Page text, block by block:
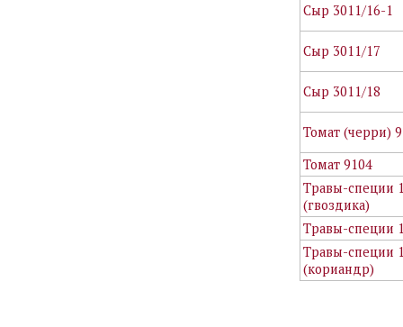
Сыр 3011/16-1
Сыр 3011/17
Сыр 3011/18
Томат (черри)
Томат 9104
Травы-специи
(гвоздика)
Травы-специи
Травы-специи
(кориандр)